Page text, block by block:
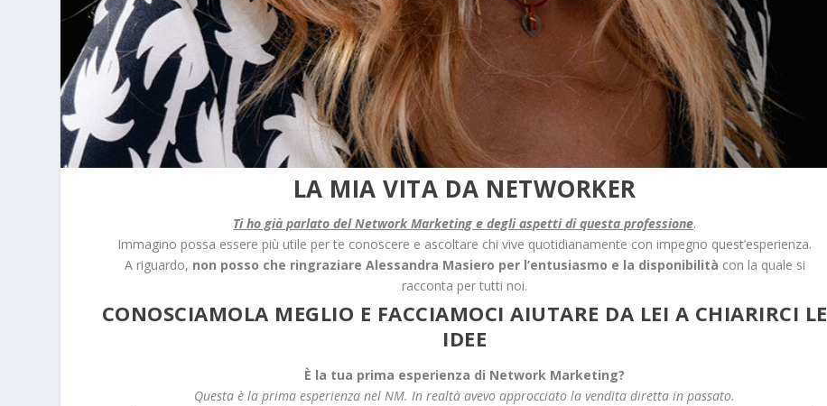
LA MIA VITA DA NETWORKER
Ti ho già parlato del Network Marketing e degli aspetti di questa professione.
Immagino possa essere più utile per te conoscere e ascoltare chi vive quotidianamente con impegno quest’esperienza.
A riguardo, non posso che ringraziare Alessandra Masiero per l’entusiasmo e la disponibilità con la quale si
racconta per tutti noi.
CONOSCIAMOLA MEGLIO E FACCIAMOCI AIUTARE DA LEI A CHIARIRCI LE
IDEE
È la tua prima esperienza di Network Marketing?
Questa è la prima esperienza nel NM. In realtà avevo approcciato la vendita diretta in passato.